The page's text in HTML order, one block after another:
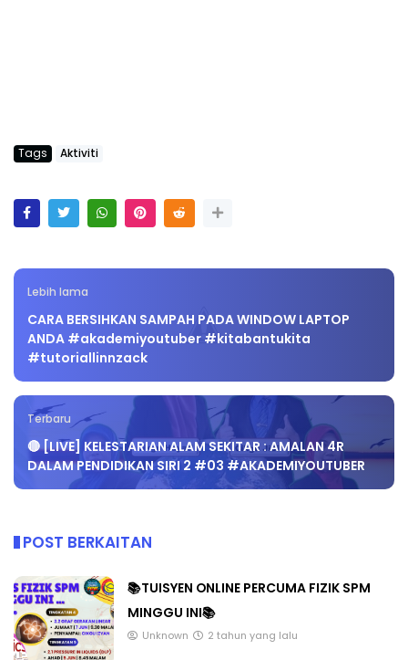
Tags Aktiviti
Lebih lama
CARA BERSIHKAN SAMPAH PADA WINDOW LAPTOP
ANDA #akademiyoutuber #kitabantukita
#tutoriallinnzack
Terbaru
🔴 [LIVE] KELESTARIAN ALAM SEKITAR : AMALAN 4R
DALAM PENDIDIKAN SIRI 2 #03 #AKADEMIYOUTUBER
POST BERKAITAN
📚TUISYEN ONLINE PERCUMA FIZIK SPM
MINGGU INI📚
Unknown 2 tahun yang lalu